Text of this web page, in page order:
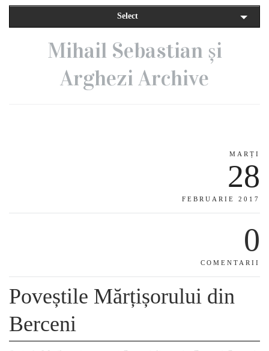
Select
Mihail Sebastian și
Arghezi Archive
MARȚI
28
FEBRUARIE 2017
0
COMENTARII
Poveștile Mărțișorului din
Berceni